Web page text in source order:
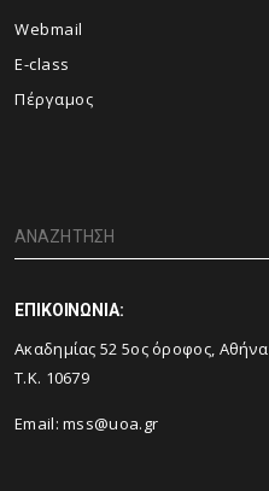
Webmail
E-class
Πέργαμος
ΕΠΙΚΟΙΝΩΝΙΑ:
Ακαδημίας 52 5ος όροφος, Αθήνα
Τ.Κ. 10679
Email: mss@uoa.gr